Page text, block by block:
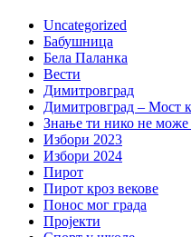
Uncategorized
Бабушница
Бела Паланка
Вести
Димитровград
Димитровград – Мост
Знање ти нико не може
Избори 2023
Избори 2024
Пирот
Пирот кроз векове
Понос мог града
Пројекти